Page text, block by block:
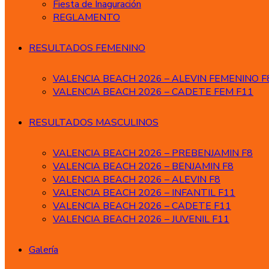
Fiesta de Inaguración
REGLAMENTO
RESULTADOS FEMENINO
VALENCIA BEACH 2026 – ALEVIN FEMENINO
VALENCIA BEACH 2026 – CADETE FEM F11
RESULTADOS MASCULINOS
VALENCIA BEACH 2026 – PREBENJAMIN F8
VALENCIA BEACH 2026 – BENJAMIN F8
VALENCIA BEACH 2026 – ALEVIN F8
VALENCIA BEACH 2026 – INFANTIL F11
VALENCIA BEACH 2026 – CADETE F11
VALENCIA BEACH 2026 – JUVENIL F11
Galería